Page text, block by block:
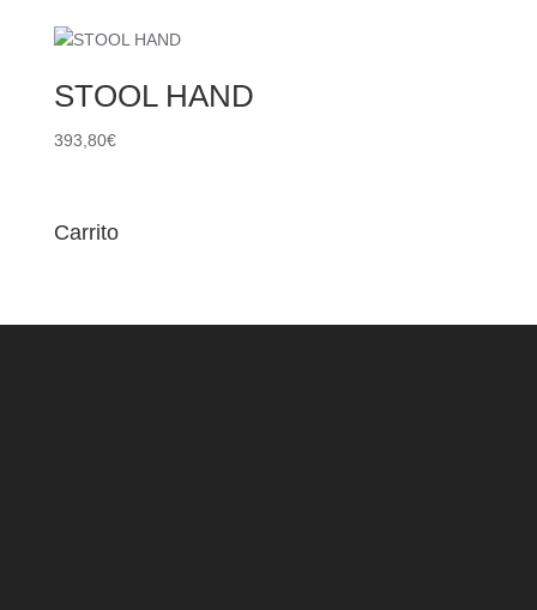
STOOL HAND
393,80€
Carrito